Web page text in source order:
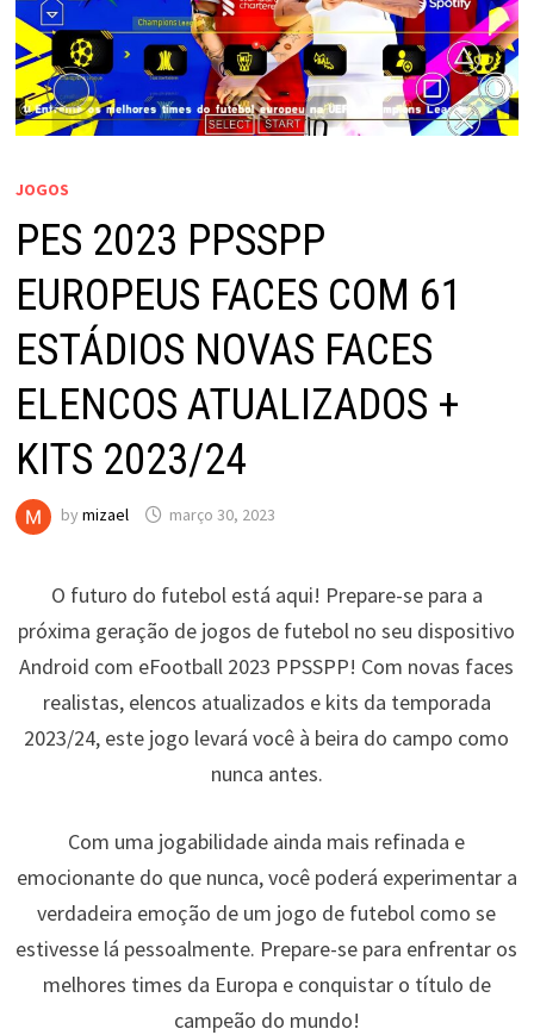
JOGOS
PES 2023 PPSSPP
EUROPEUS FACES COM 61
ESTÁDIOS NOVAS FACES
ELENCOS ATUALIZADOS +
KITS 2023/24
by mizael março 30, 2023
O futuro do futebol está aqui! Prepare-se para a
próxima geração de jogos de futebol no seu dispositivo
Android com eFootball 2023 PPSSPP! Com novas faces
realistas, elencos atualizados e kits da temporada
2023/24, este jogo levará você à beira do campo como
nunca antes.
Com uma jogabilidade ainda mais refinada e
emocionante do que nunca, você poderá experimentar a
verdadeira emoção de um jogo de futebol como se
estivesse lá pessoalmente. Prepare-se para enfrentar os
melhores times da Europa e conquistar o título de
campeão do mundo!